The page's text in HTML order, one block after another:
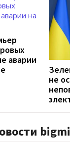
аварии
не